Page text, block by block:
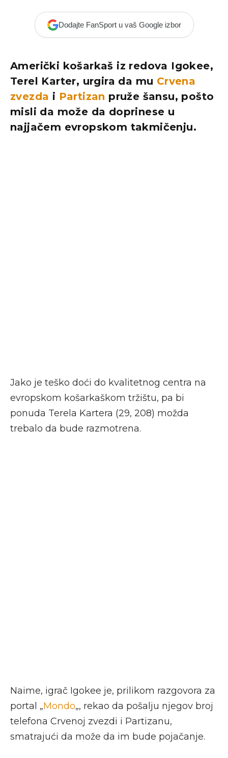
Dodajte FanSport u vaš Google izbor
Američki košarkaš iz redova Igokee,
Terel Karter, urgira da mu Crvena
zvezda i Partizan pruže šansu, pošto
misli da može da doprinese u
najjačem evropskom takmičenju.
Jako je teško doći do kvalitetnog centra na
evropskom košarkaškom tržištu, pa bi
ponuda Terela Kartera (29, 208) možda
trebalo da bude razmotrena.
Naime, igrač Igokee je, prilikom razgovora za
portal „Mondo„, rekao da pošalju njegov broj
telefona Crvenoj zvezdi i Partizanu,
smatrajući da može da im bude pojačanje.